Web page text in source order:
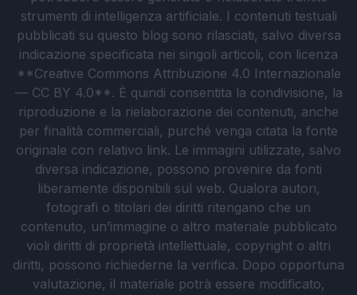
strumenti di intelligenza artificiale. I contenuti testuali
pubblicati su questo blog sono rilasciati, salvo diversa
indicazione specificata nei singoli articoli, con licenza
**Creative Commons Attribuzione 4.0 Internazionale
— CC BY 4.0**. È quindi consentita la condivisione, la
riproduzione e la rielaborazione dei contenuti, anche
per finalità commerciali, purché venga citata la fonte
originale con relativo link. Le immagini utilizzate, salvo
diversa indicazione, possono provenire da fonti
liberamente disponibili sul web. Qualora autori,
fotografi o titolari dei diritti ritengano che un
contenuto, un’immagine o altro materiale pubblicato
violi diritti di proprietà intellettuale, copyright o altri
diritti, possono richiederne la verifica. Dopo opportuna
valutazione, il materiale potrà essere modificato,